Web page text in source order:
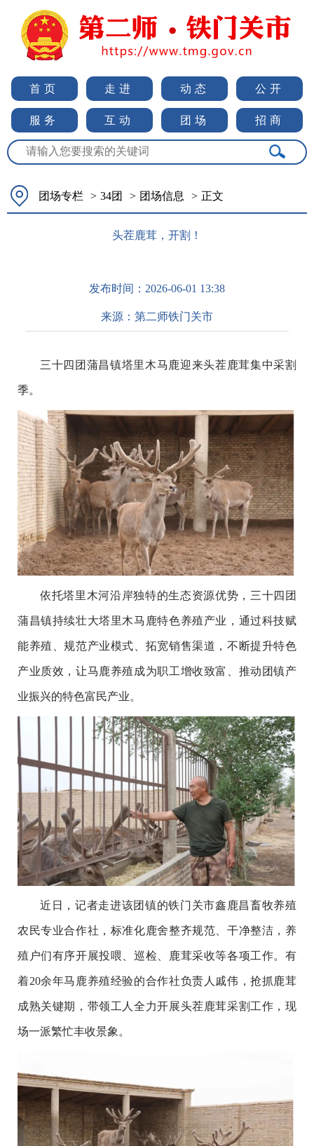
首页 走进 动态 公开
服务 互动 团场 招商
团场专栏 > 34团 > 团场信息 > 正文
头茬鹿茸，开割！
发布时间： 2026-06-01 13:38
来源： 第二师铁门关市
三十四团蒲昌镇塔里木马鹿迎来头茬鹿茸集中采割
季。
依托塔里木河沿岸独特的生态资源优势，三十四团
蒲昌镇持续壮大塔里木马鹿特色养殖产业，通过科技赋
能养殖、规范产业模式、拓宽销售渠道，不断提升特色
产业质效，让马鹿养殖成为职工增收致富、推动团镇产
业振兴的特色富民产业。
近日，记者走进该团镇的铁门关市鑫鹿昌畜牧养殖
农民专业合作社，标准化鹿舍整齐规范、干净整洁，养
殖户们有序开展投喂、巡检、鹿茸采收等各项工作。有
着20余年马鹿养殖经验的合作社负责人戚伟，抢抓鹿茸
成熟关键期，带领工人全力开展头茬鹿茸采割工作，现
场一派繁忙丰收景象。